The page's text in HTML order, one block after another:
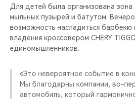
Для детей была организована
мыльных пузырей и батутом.
возможность насладиться барбекю
владения кроссовером CHERY
единомышленников.
«Это невероятное событие в
Мы благодарны компании, во-
автомобиль, который